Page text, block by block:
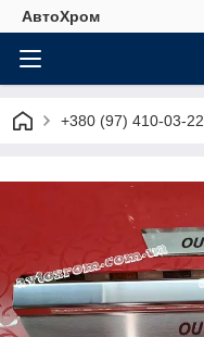
АвтоХром
+380 (97) 410-03-22